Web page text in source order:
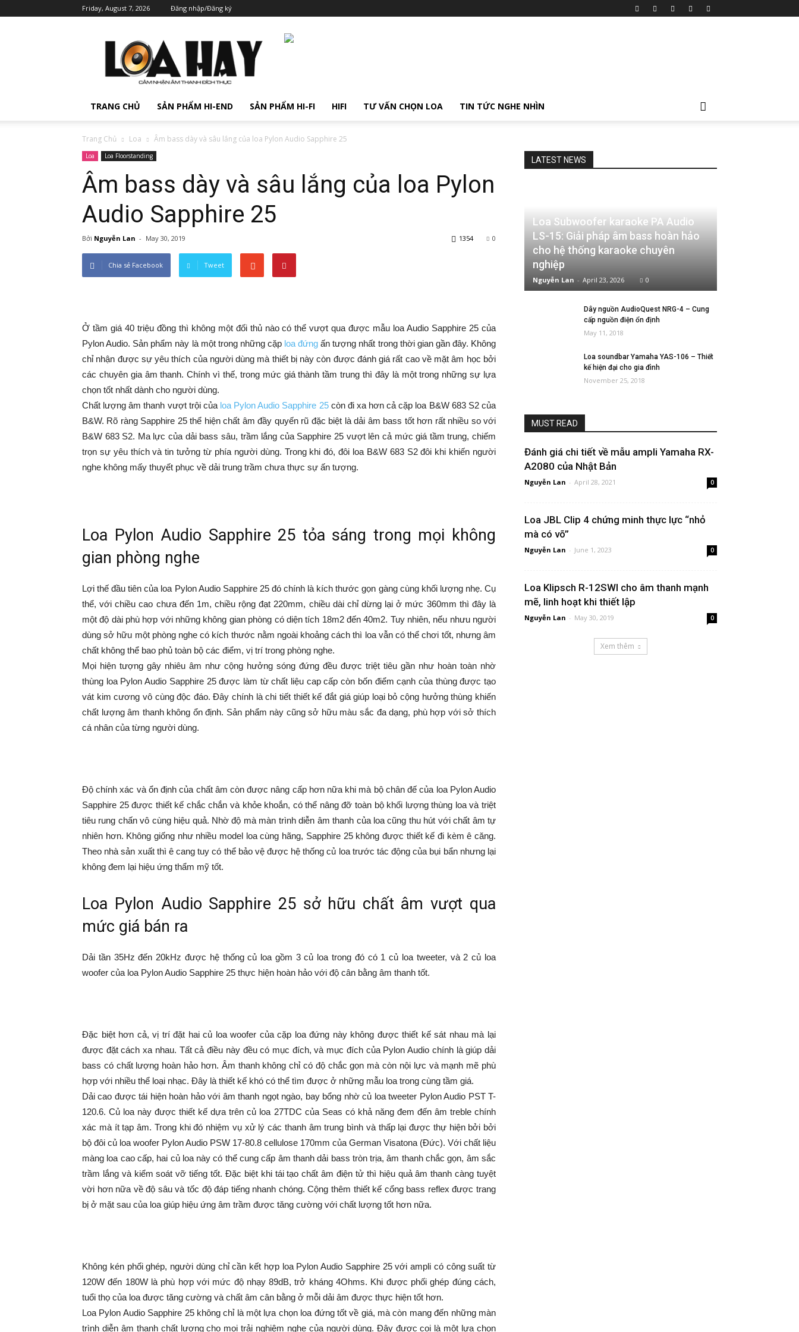
Friday, August 7, 2026 Đăng nhập/Đăng ký
TRANG CHỦ SẢN PHẨM HI-END SẢN PHẨM HI-FI HIFI TƯ VẤN CHỌN LOA TIN TỨC NGHE NHÌN
Trang Chủ Loa Âm bass dày và sâu lắng của loa Pylon Audio Sapphire 25
Loa Loa Floorstanding
Âm bass dày và sâu lắng của loa Pylon
Audio Sapphire 25
Bởi Nguyễn Lan - May 30, 2019 0
1354
Chia sẻ Facebook Tweet
Ở tầm giá 40 triệu đồng thì không một đối thủ nào có thể vượt qua được mẫu loa Audio Sapphire 25 của
Pylon Audio. Sản phẩm này là một trong những cặp loa đứng ấn tượng nhất trong thời gian gần đây. Không
chỉ nhận được sự yêu thích của người dùng mà thiết bị này còn được đánh giá rất cao về mặt âm học bởi
các chuyên gia âm thanh. Chính vì thế, trong mức giá thành tầm trung thì đây là một trong những sự lựa
chọn tốt nhất dành cho người dùng.
Chất lượng âm thanh vượt trội của loa Pylon Audio Sapphire 25còn đi xa hơn cả cặp loa B&W 683 S2 của
B&W. Rõ ràng Sapphire 25 thể hiện chất âm đầy quyến rũ đặc biệt là dải âm bass tốt hơn rất nhiều so với
B&W 683 S2. Ma lực của dải bass sâu, trầm lắng của Sapphire 25 vượt lên cả mức giá tầm trung, chiếm
trọn sự yêu thích và tin tưởng từ phía người dùng. Trong khi đó, đôi loa B&W 683 S2 đôi khi khiến người
nghe không mấy thuyết phục về dải trung trầm chưa thực sự ấn tượng.
Loa Pylon Audio Sapphire 25 tỏa sáng trong mọi không
gian phòng nghe
Lợi thế đầu tiên của loa Pylon Audio Sapphire 25 đó chính là kích thước gọn gàng cùng khối lượng nhẹ. Cụ
thể, với chiều cao chưa đến 1m, chiều rộng đạt 220mm, chiều dài chỉ dừng lại ở mức 360mm thì đây là
một độ dài phù hợp với những không gian phòng có diện tích 18m2 đến 40m2. Tuy nhiên, nếu nhưu người
dùng sở hữu một phòng nghe có kích thước nằm ngoài khoảng cách thì loa vẫn có thể chơi tốt, nhưng âm
chất không thể bao phủ toàn bộ các điểm, vị trí trong phòng nghe.
Mọi hiện tượng gây nhiêu âm như cộng hưởng sóng đứng đều được triệt tiêu gần như hoàn toàn nhờ
thùng loa Pylon Audio Sapphire 25 được làm từ chất liệu cap cấp còn bốn điểm cạnh của thùng được tạo
vát kim cương vô cùng độc đáo. Đây chính là chi tiết thiết kế đắt giá giúp loại bỏ cộng hưởng thùng khiến
chất lượng âm thanh không ổn định. Sản phẩm này cũng sở hữu màu sắc đa dạng, phù hợp với sở thích
cá nhân của từng người dùng.
Độ chính xác và ổn định của chất âm còn được nâng cấp hơn nữa khi mà bộ chân đế của loa Pylon Audio
Sapphire 25 được thiết kế chắc chắn và khỏe khoắn, có thể nâng đỡ toàn bộ khối lượng thùng loa và triệt
tiêu rung chấn vô cùng hiệu quả. Nhờ độ mà màn trình diễn âm thanh của loa cũng thu hút với chất âm tự
nhiên hơn. Không giống như nhiều model loa cùng hãng, Sapphire 25 không được thiết kế đi kèm ê căng.
Theo nhà sản xuất thì ê cang tuy có thể bảo vệ được hệ thống củ loa trước tác động của bụi bẩn nhưng lại
không đem lại hiệu ứng thẩm mỹ tốt.
Loa Pylon Audio Sapphire 25 sở hữu chất âm vượt qua
mức giá bán ra
Dải tần 35Hz đến 20kHz được hệ thống củ loa gồm 3 củ loa trong đó có 1 củ loa tweeter, và 2 củ loa
woofer của loa Pylon Audio Sapphire 25 thực hiện hoàn hảo với độ cân bằng âm thanh tốt.
Đặc biệt hơn cả, vị trí đặt hai củ loa woofer của cặp loa đứng này không được thiết kế sát nhau mà lại
được đặt cách xa nhau. Tất cả điều này đều có mục đích, và mục đích của Pylon Audio chính là giúp dải
bass có chất lượng hoàn hảo hơn. Âm thanh không chỉ có độ chắc gọn mà còn nội lực và mạnh mẽ phù
hợp với nhiều thể loại nhạc. Đây là thiết kế khó có thể tìm được ở những mẫu loa trong cùng tầm giá.
Dải cao được tái hiện hoàn hảo với âm thanh ngọt ngào, bay bổng nhờ củ loa tweeter Pylon Audio PST T-
120.6. Củ loa này được thiết kế dựa trên củ loa 27TDC của Seas có khả năng đem đến âm treble chính
xác mà ít tạp âm. Trong khi đó nhiệm vụ xử lý các thanh âm trung bình và thấp lại được thự hiện bởi bởi
bộ đôi củ loa woofer Pylon Audio PSW 17-80.8 cellulose 170mm của German Visatona (Đức). Với chất liệu
màng loa cao cấp, hai củ loa này có thể cung cấp âm thanh dải bass tròn trịa, âm thanh chắc gọn, âm sắc
trầm lắng và kiểm soát vỡ tiếng tốt. Đặc biệt khi tái tạo chất âm điện tử thì hiệu quả âm thanh càng tuyệt
vời hơn nữa về độ sâu và tốc độ đáp tiếng nhanh chóng. Cộng thêm thiết kế cổng bass reflex được trang
bị ở mặt sau của loa giúp hiệu ứng âm trầm được tăng cường với chất lượng tốt hơn nữa.
Không kén phối ghép, người dùng chỉ cần kết hợp loa Pylon Audio Sapphire 25 với ampli có công suất từ
120W đến 180W là phù hợp với mức độ nhạy 89dB, trở kháng 4Ohms. Khi được phối ghép đúng cách,
tuổi thọ của loa được tăng cường và chất âm cân bằng ở mỗi dải âm được thực hiện tốt hơn.
Loa Pylon Audio Sapphire 25 không chỉ là một lựa chọn loa đứng tốt về giá, mà còn mang đến những màn
trình diễn âm thanh chất lượng cho mọi trải nghiệm nghe của người dùng. Đây được coi là một lựa chọn
LATEST NEWS
Loa Subwoofer karaoke PA Audio
LS-15: Giải pháp âm bass hoàn hảo
cho hệ thống karaoke chuyên
nghiệp
Nguyễn Lan - April 23, 2026 0
Dây nguồn AudioQuest NRG-4 – Cung
cấp nguồn điện ổn định
May 11, 2018
Loa soundbar Yamaha YAS-106 – Thiết
kế hiện đại cho gia đình
November 25, 2018
MUST READ
Đánh giá chi tiết về mẫu ampli Yamaha RX-
A2080 của Nhật Bản
Nguyễn Lan - April 28, 2021 0
Loa JBL Clip 4 chứng minh thực lực “nhỏ
mà có võ”
Nguyễn Lan - June 1, 2023 0
Loa Klipsch R-12SWI cho âm thanh mạnh
mẽ, linh hoạt khi thiết lập
Nguyễn Lan - May 30, 2019 0
Xem thêm